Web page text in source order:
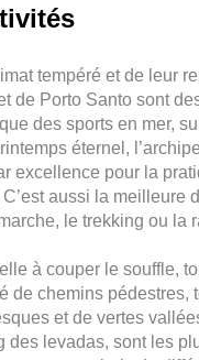
tempéré et de leur
de Porto Santo sont
des sports en mer,
éternel,
excellence pour la
aussi la meilleure
le trekking ou la
à couper le souffle,
de chemins pédestres,
et de vertes
des levadas, sont les